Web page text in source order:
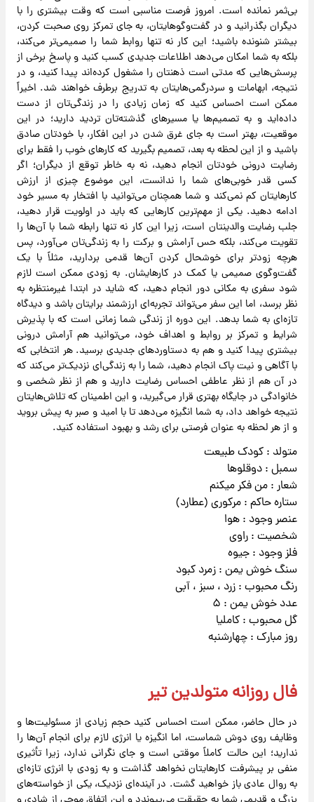
بی‌ثمر نمانده است. امروز فرصت مناسبی است که وقت بیشتری را با
دیگران بگذرانید و در گفت‌وگوهایتان، به جای تمرکز روی صحبت کردن،
بیشتر شنونده باشید؛ این کار نه تنها روابط شما را صمیمی‌تر می‌کند،
بلکه به شما امکان می‌دهد اطلاعات جدیدی کسب کنید و پاسخ برخی از
پرسش‌هایی که مدتی است ذهنتان را مشغول کرده‌اند پیدا کنید، و در
نتیجه، ابهامات و سردرگمی‌هایتان به تدریج برطرف خواهند شد. اخیراً
ممکن است احساس کنید که زمان زیادی را در زندگی‌تان از دست
داده‌اید و به تصمیم‌ها یا مسیرهای گذشته‌تان تردید دارید؛ در این
موقعیت، بهتر است به جای غرق شدن در این افکار، با خودتان صادق
باشید و از این لحظه به بعد، تصمیم بگیرید که کارهای خوب را فقط برای
رضایت درونی خودتان انجام دهید، نه به خاطر توقع از دیگران؛ اگر
کسی قدر خوبی‌های شما را ندانست، این موضوع چیزی از ارزش
کارهایتان کم نمی‌کند و شما همچنان می‌توانید با افتخار به مسیر خود
ادامه دهید. یکی از مهم‌ترین کارهایی که باید در اولویت قرار دهید،
جلب رضایت والدینتان است، زیرا این کار نه تنها رابطه شما با آن‌ها را
تقویت می‌کند، بلکه حس آرامش و برکت را به زندگی‌تان می‌آورد، پس
هرچه زودتر برای خوشحال کردن آن‌ها قدمی بردارید، مثلاً با یک
گفت‌وگوی صمیمی یا کمک در کارهایشان. به زودی ممکن است لازم
شود سفری به مکانی دور انجام دهید، که شاید در ابتدا غیرمنتظره به
نظر برسد، اما این سفر می‌تواند تجربه‌ای ارزشمند برایتان باشد و دیدگاه
تازه‌ای به شما بدهد. این دوره از زندگی شما زمانی است که با پذیرش
شرایط و تمرکز بر روابط و اهداف خود، می‌توانید هم آرامش درونی
بیشتری پیدا کنید و هم به دستاوردهای جدیدی برسید. هر انتخابی که
با آگاهی و نیت پاک انجام دهید، شما را به زندگی‌ای نزدیک‌تر می‌کند که
در آن هم از نظر عاطفی احساس رضایت دارید و هم از نظر شخصی و
خانوادگی در جایگاه بهتری قرار می‌گیرید، و این اطمینان که تلاش‌هایتان
نتیجه خواهد داد، به شما انگیزه می‌دهد تا با امید و صبر به پیش بروید
و از هر لحظه به عنوان فرصتی برای رشد و بهبود استفاده کنید.
متولد : کودک طبیعت
سمبل : دوقلوها
شعار : من فکر میکنم
ستاره حاکم : مرکوری (عطارد)
عنصر وجود : هوا
شخصیت : راوی
فلز وجود : جیوه
سنگ خوش یمن : زمرد کبود
رنگ محبوب : زرد ، سبز ، آبی
عدد خوش یمن : ۵
گل محبوب : کاملیا
روز مبارک : چهارشنبه
فال روزانه متولدین تیر
در حال حاضر، ممکن است احساس کنید حجم زیادی از مسئولیت‌ها و
وظایف روی دوش شماست، اما انگیزه یا انرژی لازم برای انجام آن‌ها را
ندارید؛ این حالت کاملاً موقتی است و جای نگرانی ندارد، زیرا تأثیری
منفی بر پیشرفت کارهایتان نخواهد گذاشت و به زودی با انرژی تازه‌ای
به روال عادی باز خواهید گشت. در آینده‌ای نزدیک، یکی از خواسته‌های